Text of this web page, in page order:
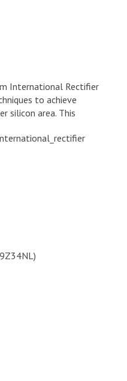
International Rectifier
to achieve
silicon area. This